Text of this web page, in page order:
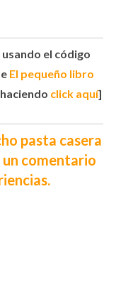
el código
El pequeño libro
click aquí]
pasta casera
un comentario